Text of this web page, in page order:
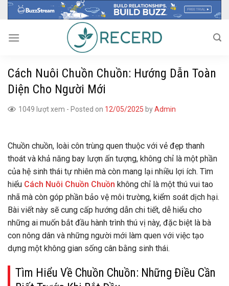
Skip
content
Cách Nuôi Chuồn Chuồn: Hướng Dẫn Toàn
Diện Cho Người Mới
1049 lượt xem - Posted on 12/05/2025 byAdmin
Chuồn chuồn, loài côn trùng quen thuộc với vẻ đẹp thanh
thoát và khả năng bay lượn ấn tượng, không chỉ là một phần
của hệ sinh thái tự nhiên mà còn mang lại nhiều lợi ích. Tìm
hiểu Cách Nuôi Chuồn Chuồn không chỉ là một thú vui tao
nhã mà còn góp phần bảo vệ môi trường, kiểm soát dịch hại.
Bài viết này sẽ cung cấp hướng dẫn chi tiết, dễ hiểu cho
những ai muốn bắt đầu hành trình thú vị này, đặc biệt là bà
con nông dân và những người mới làm quen với việc tạo
dựng một không gian sống cân bằng sinh thái.
Tìm Hiểu Về Chuồn Chuồn: Những Điều Cần